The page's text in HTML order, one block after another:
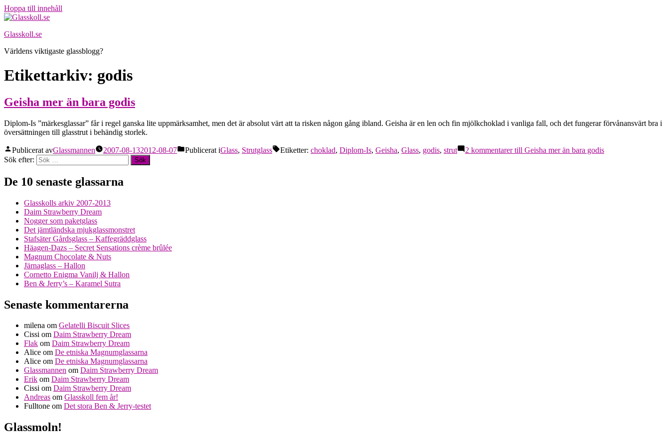
Hoppa till innehåll
Glasskoll.se
Världens viktigaste glassblogg?
Etikettarkiv: godis
Geisha mer än bara godis
Diplom-Is ”märkesglassar” får i regel ganska lite uppmärksamhet, men det är absolut värt att ta risken någon gång ibland. Geisha är en len och fin mjölkchoklad i vanliga fall, och det fungerar förvånansvärt bra i
översättningen till glasstrut i behändig storlek.
Publicerat avGlassmannen 2007-08-132012-08-07 Publicerat iGlass, Strutglass Etiketter: choklad, Diplom-Is, Geisha, Glass, godis, strut 2 kommentarertill Geisha mer än bara godis
Sök efter:
De 10 senaste glassarna
Glasskolls arkiv 2007-2013
Daim Strawberry Dream
Nogger som paketglass
Det jämtländska mjukglassmonstret
Stafsäter Gårdsglass – Kaffegräddglass
Häagen-Dazs – Secret Sensations crème brûlée
Magnum Chocolate & Nuts
Järnaglass – Hallon
Cornetto Enigma Vanilj & Hallon
Ben & Jerry’s – Karamel Sutra
Senaste kommentarerna
milena om Gelatelli Biscuit Slices
Cissi om Daim Strawberry Dream
Flak om Daim Strawberry Dream
Alice om De etniska Magnumglassarna
Alice om De etniska Magnumglassarna
Glassmannen om Daim Strawberry Dream
Erik om Daim Strawberry Dream
Cissi om Daim Strawberry Dream
Andreas om Glasskoll fem år!
Fulltone om Det stora Ben & Jerry-testet
Glassmoln!